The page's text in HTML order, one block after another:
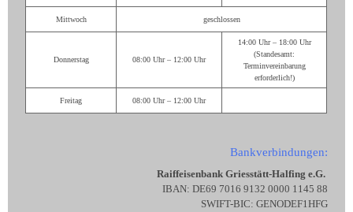
Mittwoch geschlossen
Donnerstag 08:00 Uhr – 12:00 Uhr
14:00 Uhr – 18:00 Uhr
(Standesamt:
Terminvereinbarung
erforderlich!)
Freitag 08:00 Uhr – 12:00 Uhr
Bankverbindungen:
Raiffeisenbank Griesstätt-Halfing e.G.
IBAN: DE69 7016 9132 0000 1145 88
SWIFT-BIC: GENODEF1HFG